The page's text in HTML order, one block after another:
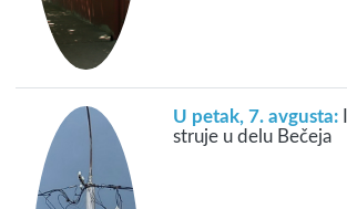
U petak, 7. avgusta:
struje u delu Bečeja